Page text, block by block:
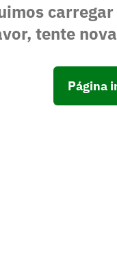
tente
Página